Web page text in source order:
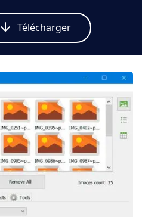
Télécharger